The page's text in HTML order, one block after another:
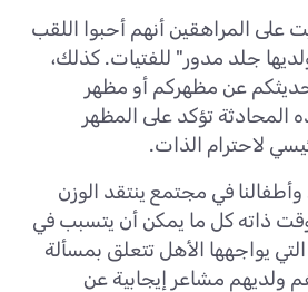
على المراهقين أنهم أحبوا اللقب
جلد مدور" للفتيات. كذلك،
عن مظهركم أو مظهر
المحادثة تؤكد على المظهر
لاحترام الذات.
في مجتمع ينتقد الوزن
ذاته كل ما يمكن أن يتسبب في
يواجهها الأهل تتعلق بمسألة
ولديهم مشاعر إيجابية عن